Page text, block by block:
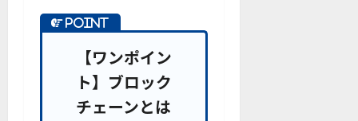
【ワンポイン
ト】ブロック
チェーンとは